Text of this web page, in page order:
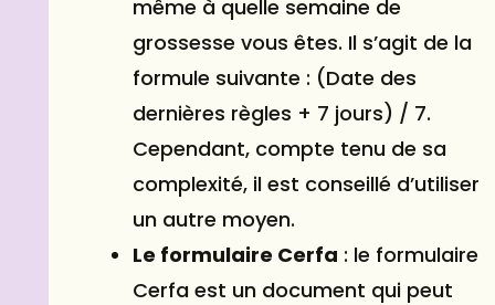
même à quelle semaine de
grossesse vous êtes. Il s’agit de la
formule suivante : (Date des
dernières règles + 7 jours) / 7.
Cependant, compte tenu de sa
complexité, il est conseillé d’utiliser
un autre moyen.
Le formulaire Cerfa : le formulaire
Cerfa est un document qui peut